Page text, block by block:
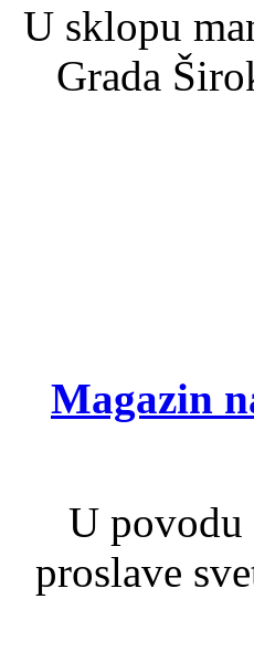
U sklopu
Grada
Magazin
U povodu
proslave